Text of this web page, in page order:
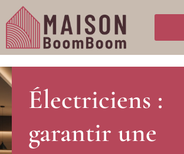
Électriciens :
garantir une